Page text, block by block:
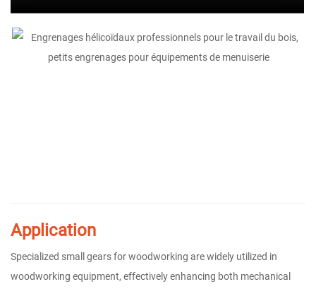
Application
Specialized small gears for woodworking are widely utilized in
woodworking equipment, effectively enhancing both mechanical